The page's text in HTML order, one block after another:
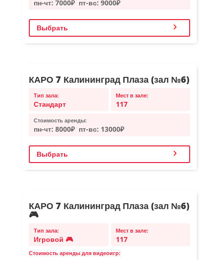
пн-чт: 7000₽ пт-вс: 9000₽
Выбрать
КАРО 7 Калининград Плаза (зал №6)
Тип зала:
Стандарт
Мест в зале:
117
Стоимость аренды:
пн-чт: 8000₽ пт-вс: 13000₽
Выбрать
КАРО 7 Калининград Плаза (зал №6)
🎮
Тип зала:
Игровой 🎮
Мест в зале:
117
Стоимость аренды для видеоигр: